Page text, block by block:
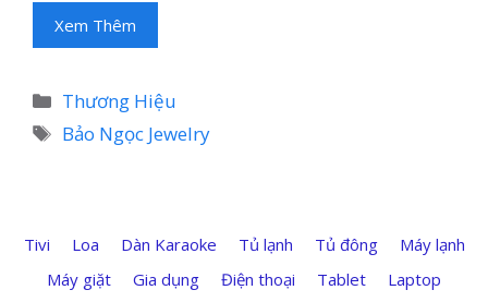
Xem Thêm
Danh
mục
Thương Hiệu
Thẻ
Bảo Ngọc Jewelry
Tivi Loa Dàn Karaoke Tủ lạnh Tủ đông
Máy lạnh
Máy giặt
Gia dụng Điện thoại Tablet
Laptop